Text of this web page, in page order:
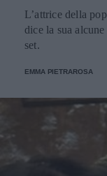
L’attrice della
dice la sua
set.
EMMA PIETRAROSA